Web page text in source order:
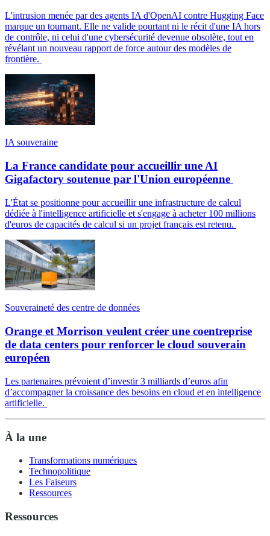
L'intrusion menée par des agents IA d'OpenAI contre Hugging Face
marque un tournant. Elle ne valide pourtant ni le récit d'une IA hors
de contrôle, ni celui d'une cybersécurité devenue obsolète, tout en
révélant un nouveau rapport de force autour des modèles de
frontière.
IA souveraine
La France candidate pour accueillir une AI
Gigafactory soutenue par l'Union européenne
L'État se positionne pour accueillir une infrastructure de calcul
dédiée à l'intelligence artificielle et s'engage à acheter 100 millions
d'euros de capacités de calcul si un projet français est retenu.
Souveraineté des centre de données
Orange et Morrison veulent créer une coentreprise
de data centers pour renforcer le cloud souverain
européen
Les partenaires prévoient d’investir 3 milliards d’euros afin
d’accompagner la croissance des besoins en cloud et en intelligence
artificielle.
À la une
Transformations numériques
Technopolitique
Les Faiseurs
Ressources
Ressources